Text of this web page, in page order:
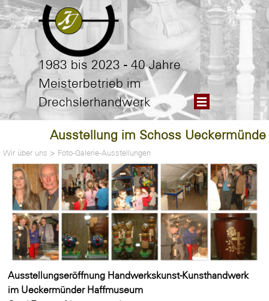
Direkt zum Seiteninhalt
Menü überspringen
1983 bis 2023 - 40 Jahre
Meisterbetrieb im
Drechslerhandwerk
Ausstellung im Schoss Ueckermünde
Wir über uns > Foto-Galerie-Ausstellungen
Ausstellungseröffnung Handwerkskunst-Kunsthandwerk
im Ueckermünder Haffmuseum